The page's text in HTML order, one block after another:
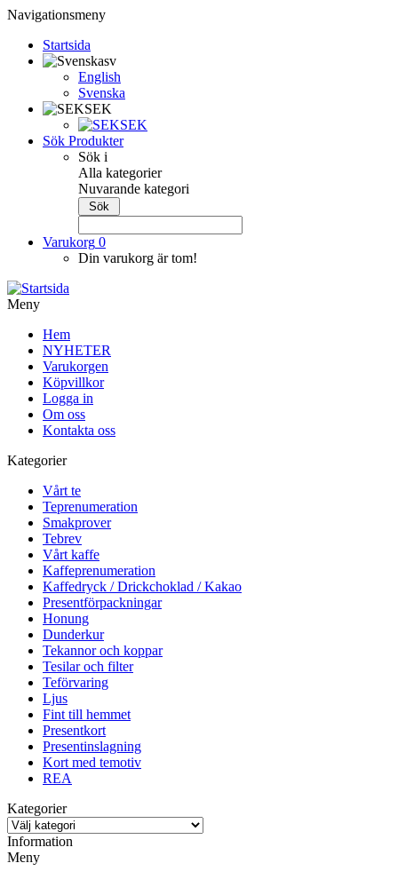
Navigationsmeny
Startsida
sv
English
Svenska
SEK
SEK
Sök Produkter
Sök i
Alla kategorier
Nuvarande kategori
Varukorg 0
Din varukorg är tom!
Meny
Hem
NYHETER
Varukorgen
Köpvillkor
Logga in
Om oss
Kontakta oss
Kategorier
Vårt te
Teprenumeration
Smakprover
Tebrev
Vårt kaffe
Kaffeprenumeration
Kaffedryck / Drickchoklad / Kakao
Presentförpackningar
Honung
Dunderkur
Tekannor och koppar
Tesilar och filter
Teförvaring
Ljus
Fint till hemmet
Presentkort
Presentinslagning
Kort med temotiv
REA
Kategorier
Information
Meny